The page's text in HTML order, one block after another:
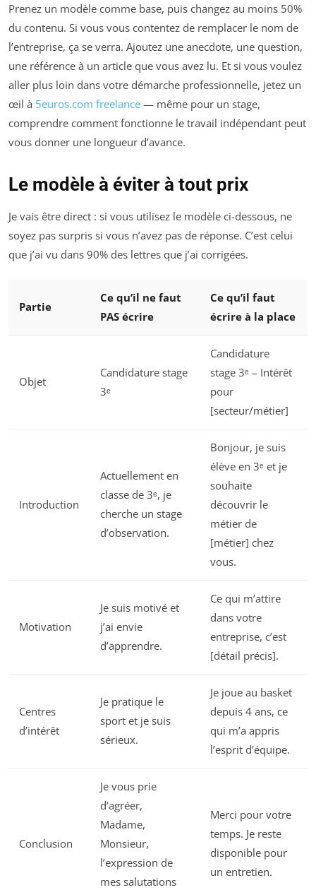
Prenez un modèle comme base, puis changez au moins 50%
du contenu. Si vous vous contentez de remplacer le nom de
l’entreprise, ça se verra. Ajoutez une anecdote, une question,
une référence à un article que vous avez lu. Et si vous voulez
aller plus loin dans votre démarche professionnelle, jetez un
œil à 5euros.com freelance — même pour un stage,
comprendre comment fonctionne le travail indépendant peut
vous donner une longueur d’avance.
Le modèle à éviter à tout prix
Je vais être direct : si vous utilisez le modèle ci-dessous, ne
soyez pas surpris si vous n’avez pas de réponse. C’est celui
que j’ai vu dans 90% des lettres que j’ai corrigées.
Partie
Ce qu’il ne faut
PAS écrire
Ce qu’il faut
écrire à la place
Objet
Candidature stage
3ᵉ
Candidature
stage 3ᵉ – Intérêt
pour
[secteur/métier]
Introduction
Actuellement en
classe de 3ᵉ, je
cherche un stage
d’observation.
Bonjour, je suis
élève en 3ᵉ et je
souhaite
découvrir le
métier de
[métier] chez
vous.
Motivation
Je suis motivé et
j’ai envie
d’apprendre.
Ce qui m’attire
dans votre
entreprise, c’est
[détail précis].
Centres
d’intérêt
Je pratique le
sport et je suis
sérieux.
Je joue au basket
depuis 4 ans, ce
qui m’a appris
l’esprit d’équipe.
Conclusion
Je vous prie
d’agréer,
Madame,
Monsieur,
l’expression de
mes salutations
Merci pour votre
temps. Je reste
disponible pour
un entretien.